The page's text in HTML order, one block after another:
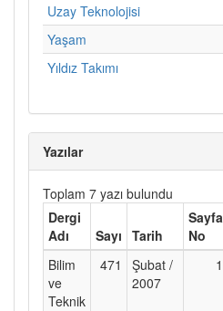
Uzay Teknolojisi
Yaşam
Yıldız Takımı
Yazılar
Toplam 7 yazı bulundu
Dergi
Adı
Sayı Tarih
Sayfa
No
Bilim
ve
Teknik
471
Şubat /
2007
1